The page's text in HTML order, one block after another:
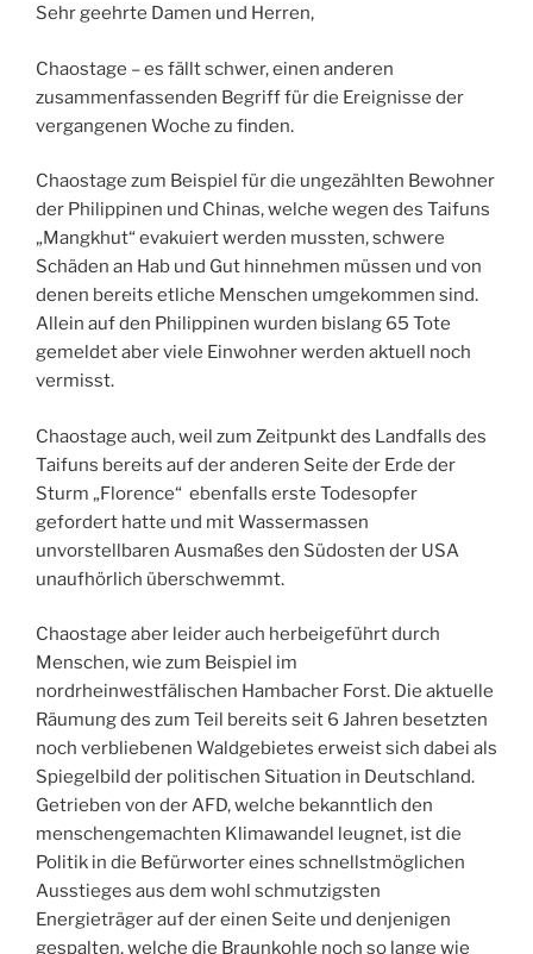
Sehr geehrte Damen und Herren,
Chaostage – es fällt schwer, einen anderen
zusammenfassenden Begriff für die Ereignisse der
vergangenen Woche zu finden.
Chaostage zum Beispiel für die ungezählten Bewohner
der Philippinen und Chinas, welche wegen des Taifuns
„Mangkhut“ evakuiert werden mussten, schwere
Schäden an Hab und Gut hinnehmen müssen und von
denen bereits etliche Menschen umgekommen sind.
Allein auf den Philippinen wurden bislang 65 Tote
gemeldet aber viele Einwohner werden aktuell noch
vermisst.
Chaostage auch, weil zum Zeitpunkt des Landfalls des
Taifuns bereits auf der anderen Seite der Erde der
Sturm „Florence“ ebenfalls erste Todesopfer
gefordert hatte und mit Wassermassen
unvorstellbaren Ausmaßes den Südosten der USA
unaufhörlich überschwemmt.
Chaostage aber leider auch herbeigeführt durch
Menschen, wie zum Beispiel im
nordrheinwestfälischen Hambacher Forst. Die aktuelle
Räumung des zum Teil bereits seit 6 Jahren besetzten
noch verbliebenen Waldgebietes erweist sich dabei als
Spiegelbild der politischen Situation in Deutschland.
Getrieben von der AFD, welche bekanntlich den
menschengemachten Klimawandel leugnet, ist die
Politik in die Befürworter eines schnellstmöglichen
Ausstieges aus dem wohl schmutzigsten
Energieträger auf der einen Seite und denjenigen
gespalten, welche die Braunkohle noch so lange wie